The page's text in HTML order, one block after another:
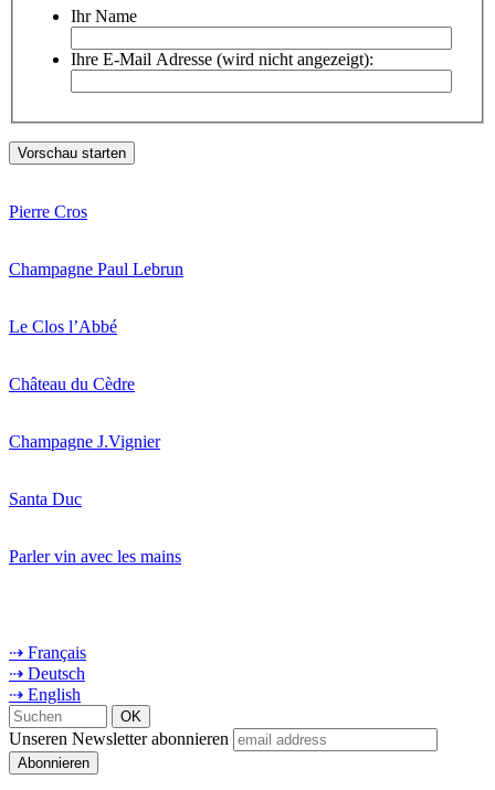
Ihr Name
Ihre E-Mail Adresse (wird nicht angezeigt):
Pierre Cros
Champagne Paul Lebrun
Le Clos l’Abbé
Château du Cèdre
Champagne J.Vignier
Santa Duc
Parler vin avec les mains
⇢ Français
⇢ Deutsch
⇢ English
Unseren Newsletter abonnieren